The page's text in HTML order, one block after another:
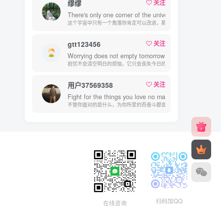
缪缪
关注
There's only one corner of the universe you can be
这个宇宙中只有一个角落你肯定可以改进，那就是你自己
gtt123456
关注
Worrying does not empty tomorrow of its troubles, it
担忧不会清空明日的烦恼，它只会丧失今日的勇气
用户37569358
关注
Fight for the things you love no matter what you may
不管你面对的是什么，为你所爱的而奋斗都会是值得的
在线咨询 扫码加QQ